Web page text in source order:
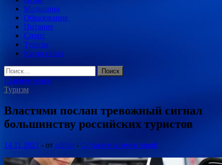
Медицина
Образование
Питание
Спорт
Туризм
Карта сайта
Найти:
Главное меню
Туризм
Властями послан тревожный сигнал
большинству российских туристов
14.11.2021 - от admin - Оставьте комментарий